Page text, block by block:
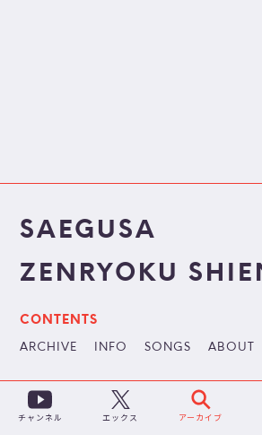
チャンネル エックス アーカイブ
SAEGUSA
ZENRYOKU
CONTENTS
ARCHIVE INFO SONGS ABOUT